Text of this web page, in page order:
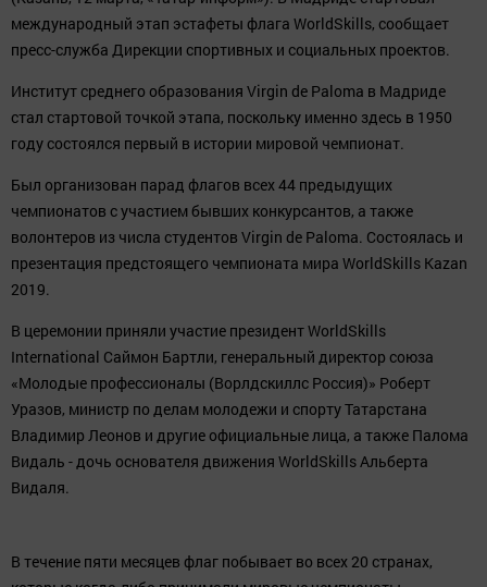
международный этап эстафеты флага WorldSkills, сообщает
пресс-служба Дирекции спортивных и социальных проектов.
Институт среднего образования Virgin de Paloma в Мадриде
стал стартовой точкой этапа, поскольку именно здесь в 1950
году состоялся первый в истории мировой чемпионат.
Был организован парад флагов всех 44 предыдущих
чемпионатов с участием бывших конкурсантов, а также
волонтеров из числа студентов Virgin de Paloma. Состоялась и
презентация предстоящего чемпионата мира WorldSkills Kazan
2019.
В церемонии приняли участие президент WorldSkills
International Саймон Бартли, генеральный директор союза
«Молодые профессионалы (Ворлдскиллс Россия)» Роберт
Уразов, министр по делам молодежи и спорту Татарстана
Владимир Леонов и другие официальные лица, а также Палома
Видаль - дочь основателя движения WorldSkills Альберта
Видаля.
В течение пяти месяцев флаг побывает во всех 20 странах,